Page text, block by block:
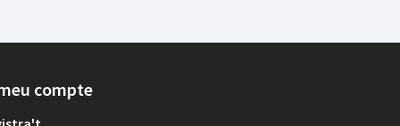
compte